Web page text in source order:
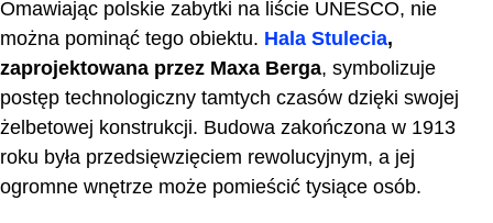
Omawiając polskie zabytki na liście UNESCO, nie
można pominąć tego obiektu. Hala Stulecia,
zaprojektowana przez Maxa Berga, symbolizuje
postęp technologiczny tamtych czasów dzięki swojej
żelbetowej konstrukcji. Budowa zakończona w 1913
roku była przedsięwzięciem rewolucyjnym, a jej
ogromne wnętrze może pomieścić tysiące osób.